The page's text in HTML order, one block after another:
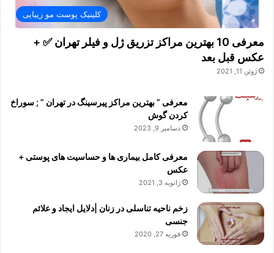
کلینیک پوست مو زیبایی
معرفی 10 بهترین مراکز تزریق ژل و فیلر تهران ✅ +
عکس قبل بعد
ژوئن 11, 2021
معرفی ” بهترین مراکز پیرسینگ در تهران ” ; سوراخ
کردن گوش
دسامبر 9, 2023
معرفی کامل بیماری ها و حساسیت های پوستی +
عکس
ژانویه 3, 2021
زخم ناحیه تناسلی در زنان |دلایل ایجاد و علائم
جنسی
فوریه 27, 2020